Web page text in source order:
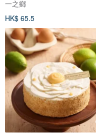
一之鄉
HK$ 65.5